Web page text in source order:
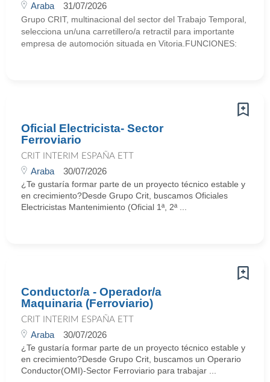
Araba 31/07/2026
Grupo CRIT, multinacional del sector del Trabajo Temporal,
selecciona un/una carretillero/a retractil para importante
empresa de automoción situada en Vitoria.FUNCIONES:
Oficial Electricista- Sector
Ferroviario
CRIT INTERIM ESPAÑA ETT
Araba 30/07/2026
¿Te gustaría formar parte de un proyecto técnico estable y
en crecimiento?Desde Grupo Crit, buscamos Oficiales
Electricistas Mantenimiento (Oficial 1ª, 2ª ...
Conductor/a - Operador/a
Maquinaria (Ferroviario)
CRIT INTERIM ESPAÑA ETT
Araba 30/07/2026
¿Te gustaría formar parte de un proyecto técnico estable y
en crecimiento?Desde Grupo Crit, buscamos un Operario
Conductor(OMI)-Sector Ferroviario para trabajar ...